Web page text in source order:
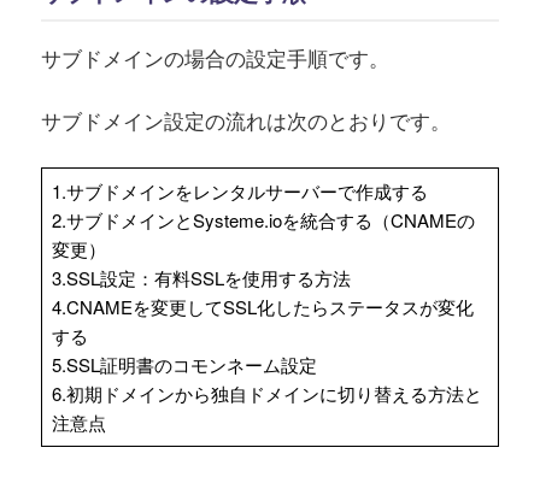
サブドメインの場合の設定手順です。
サブドメイン設定の流れは次のとおりです。
1.サブドメインをレンタルサーバーで作成する
2.サブドメインとSysteme.ioを統合する（CNAMEの
変更）
3.SSL設定：有料SSLを使用する方法
4.CNAMEを変更してSSL化したらステータスが変化
する
5.SSL証明書のコモンネーム設定
6.初期ドメインから独自ドメインに切り替える方法と
注意点